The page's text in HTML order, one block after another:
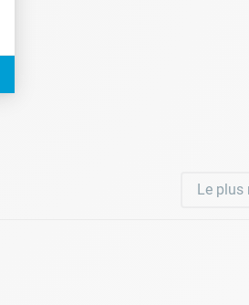
Le plus